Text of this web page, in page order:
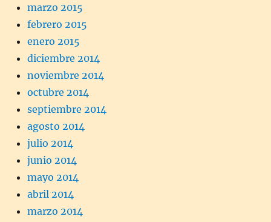
marzo 2015
febrero 2015
enero 2015
diciembre 2014
noviembre 2014
octubre 2014
septiembre 2014
agosto 2014
julio 2014
junio 2014
mayo 2014
abril 2014
marzo 2014